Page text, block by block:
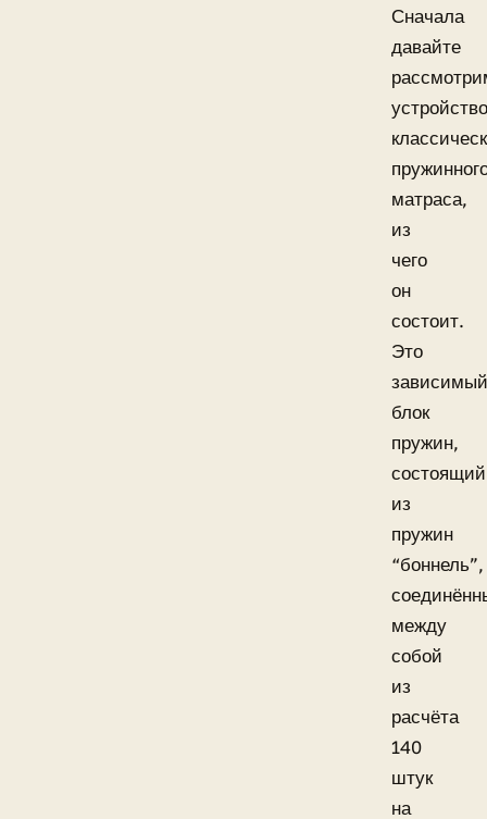
Сначала
давайте
устройство
матраса,
из
чего
он
состоит.
Это
зависимый
блок
пружин,
состоящий
из
пружин
“боннель”,
между
собой
из
расчёта
140
штук
на